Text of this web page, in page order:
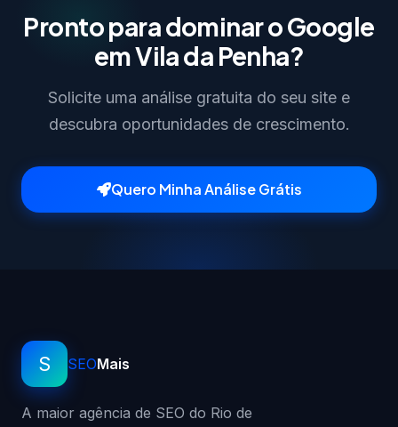
Pronto para dominar o Google
em Vila da Penha?
Solicite uma análise gratuita do seu site e
descubra oportunidades de crescimento.
Quero Minha Análise Grátis
S SEOMais
A maior agência de SEO do Rio de